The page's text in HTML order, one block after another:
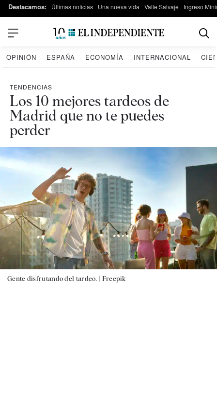
Destacamos: Últimas noticias Una nueva vida Valle Salvaje Ingreso
OPINIÓN ESPAÑA ECONOMÍA INTERNACIONAL
TENDENCIAS
Los 10 mejores tardeos de
Madrid que no te puedes
perder
Gente disfrutando del tardeo. | Freepik